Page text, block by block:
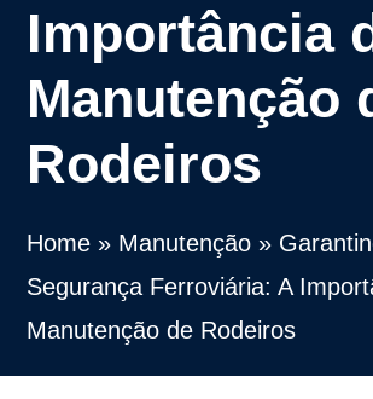
Importância
Manutenção
Rodeiros
Home » Manutenção »
Segurança Ferroviária: A
Manutenção de Rodeiros